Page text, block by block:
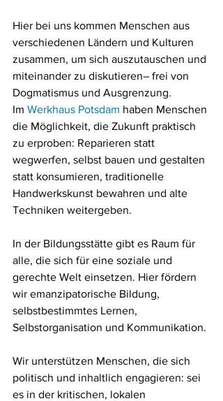
Hier bei uns kommen Menschen aus
verschiedenen Ländern und Kulturen
zusammen, um sich auszutauschen und
miteinander zu diskutieren– frei von
Dogmatismus und Ausgrenzung.
Im Werkhaus Potsdam haben Menschen
die Möglichkeit, die Zukunft praktisch
zu erproben: Reparieren statt
wegwerfen, selbst bauen und gestalten
statt konsumieren, traditionelle
Handwerkskunst bewahren und alte
Techniken weitergeben.
In der Bildungsstätte gibt es Raum für
alle, die sich für eine soziale und
gerechte Welt einsetzen. Hier fördern
wir emanzipatorische Bildung,
selbstbestimmtes Lernen,
Selbstorganisation und Kommunikation.
Wir unterstützen Menschen, die sich
politisch und inhaltlich engagieren: sei
es in der kritischen, lokalen